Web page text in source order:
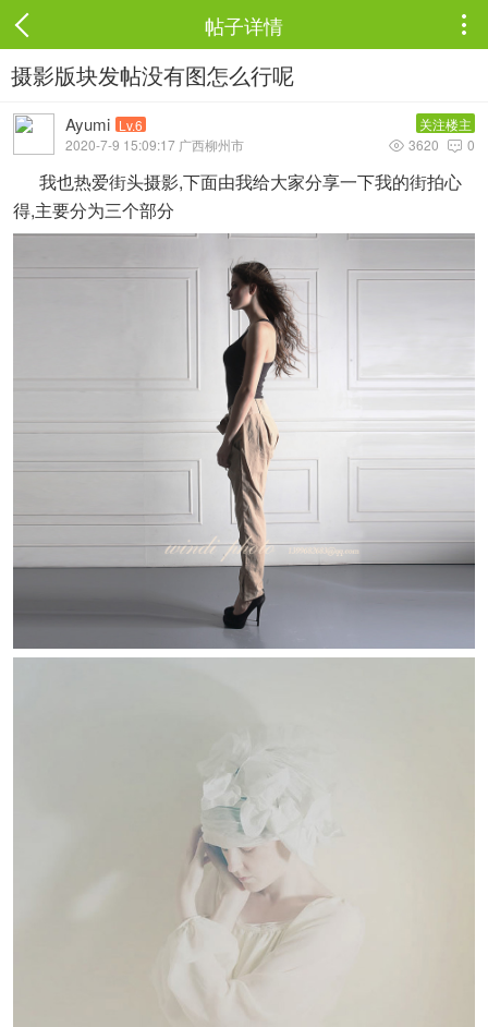
帖子详情 
摄影版块发帖没有图怎么行呢
Ayumi Lv.6
关注楼主
2020-7-9 15:09:17 广西柳州市
 0
 3620
我也热爱街头摄影,下面由我给大家分享一下我的街拍心
得,主要分为三个部分